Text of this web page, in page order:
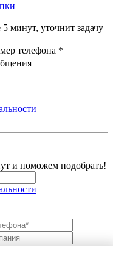
минут, уточнит задачу
телефона *
и поможем подобрать!